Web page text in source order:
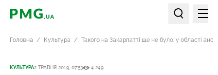
PMG.ua
Пошук по
Головна Культура Такого на Закарпатті ще не було: у області
КУЛЬТУРА2 ТРАВНЯ 2019, 07:53 4 249